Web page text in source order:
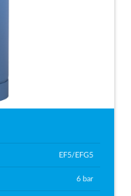
EF5/EFG5
6 bar